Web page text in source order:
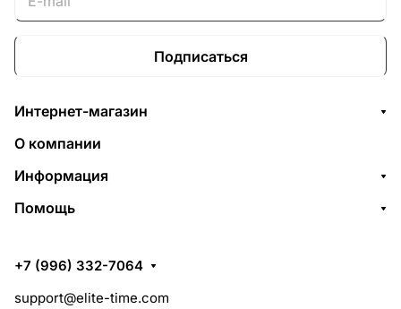
Подписаться
Интернет-магазин
О компании
Информация
Помощь
+7 (996) 332-7064
support@elite-time.com